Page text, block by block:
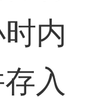
内
入